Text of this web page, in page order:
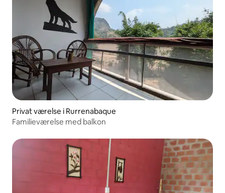
Privat værelse i Rurrenabaque
Familieværelse med balkon